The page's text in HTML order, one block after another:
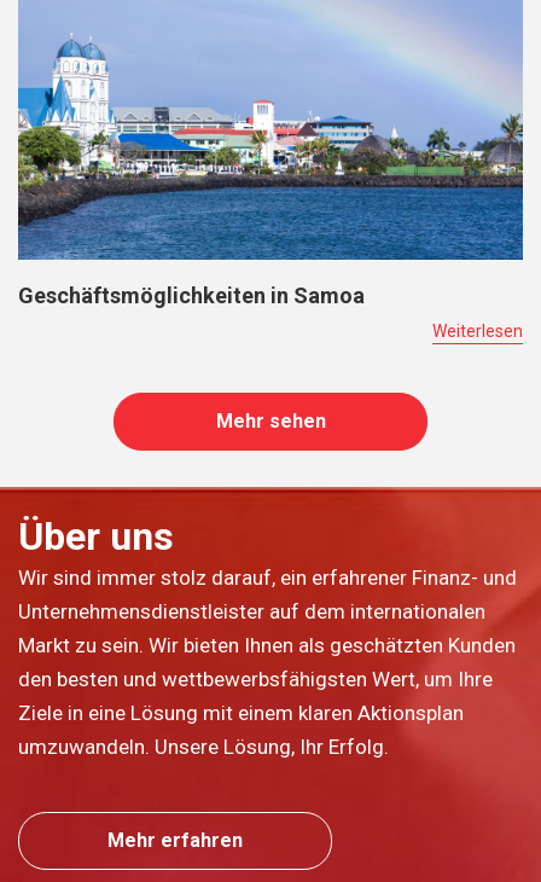
Geschäftsmöglichkeiten in Samoa
Weiterlesen
Mehr sehen
Über uns
Wir sind immer stolz darauf, ein erfahrener Finanz- und
Unternehmensdienstleister auf dem internationalen
Markt zu sein. Wir bieten Ihnen als geschätzten Kunden
den besten und wettbewerbsfähigsten Wert, um Ihre
Ziele in eine Lösung mit einem klaren Aktionsplan
umzuwandeln. Unsere Lösung, Ihr Erfolg.
Mehr erfahren